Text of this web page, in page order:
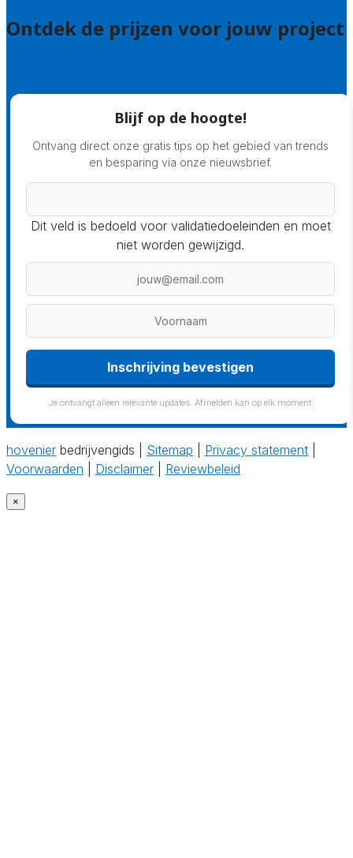
Ontdek de prijzen voor jouw project
Blijf op de hoogte!
Ontvang direct onze gratis tips op het gebied van trends
en besparing via onze nieuwsbrief.
Dit veld is bedoeld voor validatiedoeleinden en moet
niet worden gewijzigd.
Inschrijving bevestigen
Je ontvangt alleen relevante updates. Afmelden kan op elk moment.
hovenier bedrijvengids | Sitemap Privacy statement
Voorwaarden
Disclaimer Reviewbeleid
×